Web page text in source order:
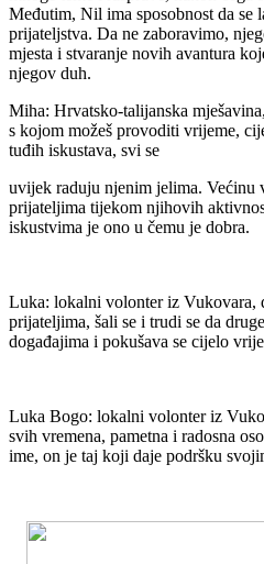
Međutim, Nil ima sposobnost da se
prijateljstva. Da ne zaboravimo,
mjesta i stvaranje novih avantura
njegov duh.
Miha: Hrvatsko-talijanska
s kojom možeš provoditi vrijeme,
tuđih iskustava, svi se
uvijek raduju njenim jelima. Većinu
prijateljima tijekom njihovih
iskustvima je ono u čemu je dobra.
Luka: lokalni volonter iz Vukovara,
prijateljima, šali se i trudi se da
događajima i pokušava se cijelo
Luka Bogo: lokalni volonter iz
svih vremena, pametna i radosna
ime, on je taj koji daje podršku